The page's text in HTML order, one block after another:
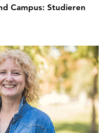
Campus: Studieren